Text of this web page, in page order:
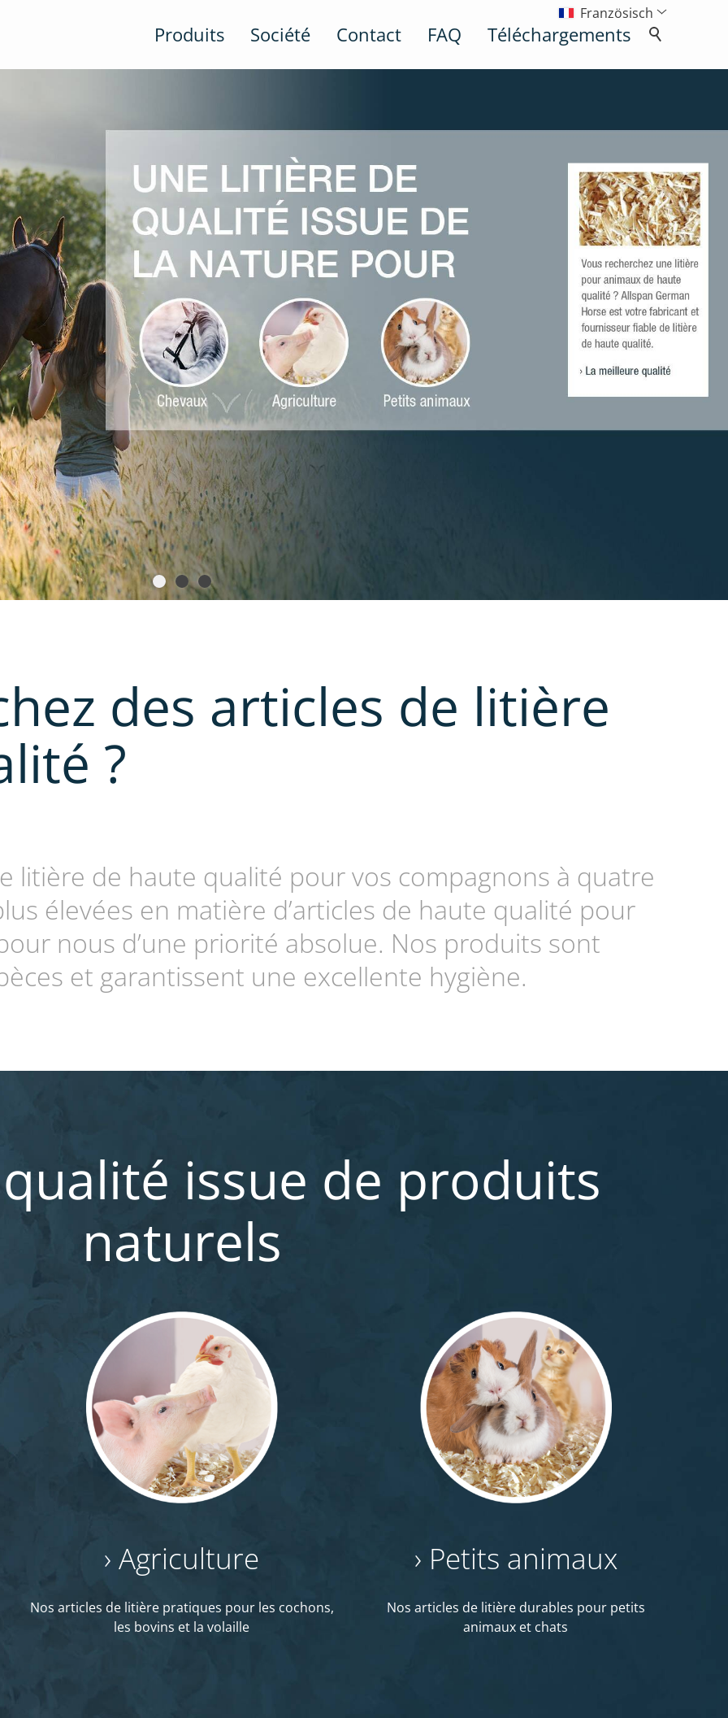
Französisch
Produits Société Contact FAQ Téléchargements
des articles de litière
?
litière de haute qualité pour vos compagnons à quatre
élevées en matière d’articles de haute qualité pour
nous d’une priorité absolue. Nos produits sont
et garantissent une excellente hygiène.
issue de produits
naturels
› Agriculture
Nos articles de litière pratiques pour les cochons,
les bovins et la volaille
› Petits animaux
Nos articles de litière durables pour petits
animaux et chats